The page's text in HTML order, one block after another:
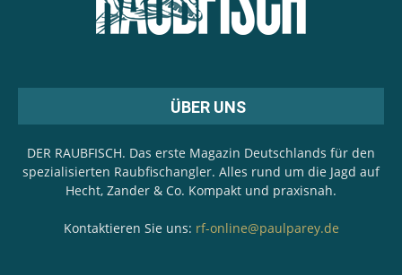
ÜBER UNS
DER RAUBFISCH. Das erste Magazin Deutschlands für den
spezialisierten Raubfischangler. Alles rund um die Jagd auf
Hecht, Zander & Co. Kompakt und praxisnah.
Kontaktieren Sie uns: rf-online@paulparey.de